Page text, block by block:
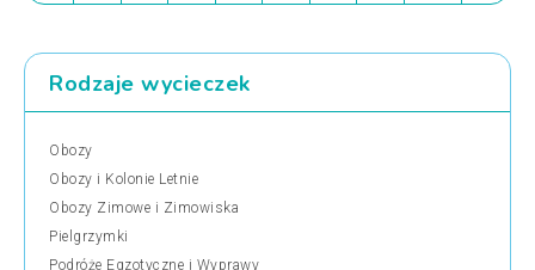
Rodzaje wycieczek
Obozy
Obozy i Kolonie Letnie
Obozy Zimowe i Zimowiska
Pielgrzymki
Podróże Egzotyczne i Wyprawy